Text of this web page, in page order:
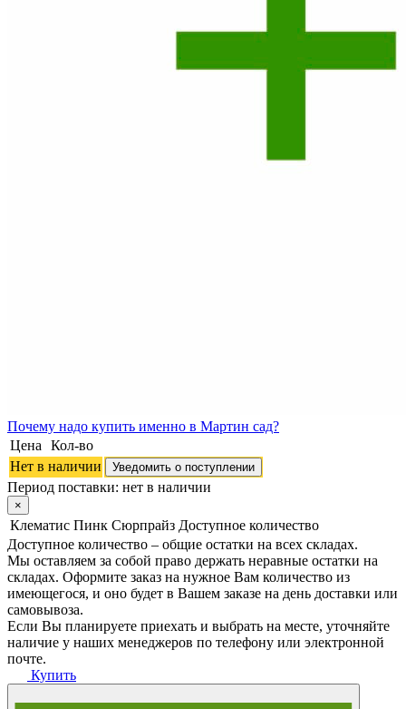
Почему надо купить именно в Мартин сад?
Цена
Кол-во
Нет в наличии
Уведомить о поступлении
Период поставки: нет в наличии
×
Клематис Пинк Сюрпрайз Доступное количество
Доступное количество – общие остатки на всех складах.
Мы оставляем за собой право держать неравные остатки на
складах. Оформите заказ на нужное Вам количество из
имеющегося, и оно будет в Вашем заказе на день доставки или
самовывоза.
Если Вы планируете приехать и выбрать на месте, уточняйте
наличие у наших менеджеров по телефону или электронной
почте.
Купить